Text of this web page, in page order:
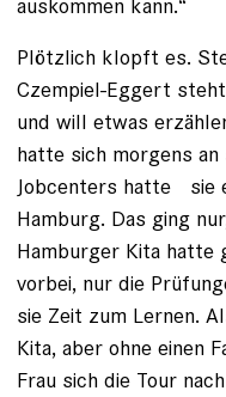
auskommen kann.“
Plötzlich klopft es.
Czempiel-Eggert
und will etwas
hatte sich morgens
Jobcenters hatte ­ sie
Hamburg. Das ging
Hamburger Kita hatte
vorbei, nur die
sie Zeit zum Lernen.
Kita, aber ohne einen
Frau sich die Tour